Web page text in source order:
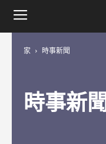
家 時事新聞
時事新聞